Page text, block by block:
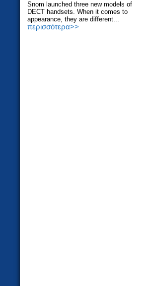
Snom launched three new models of
DECT handsets. When it comes to
appearance, they are different...
περισσότερα>>